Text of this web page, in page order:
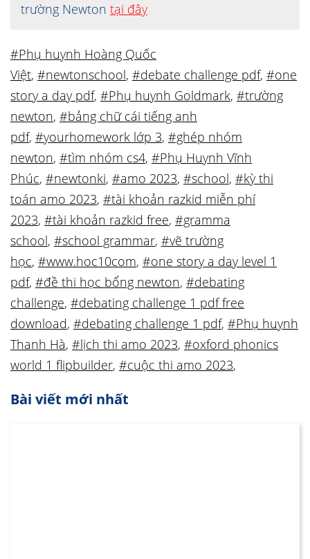
trường Newton tại đây
#Phụ huynh Hoàng Quốc
Việt, #newtonschool, #debate challenge pdf, #one
story a day pdf, #Phụ huynh Goldmark, #trường
newton, #bảng chữ cái tiếng anh
pdf, #yourhomework lớp 3, #ghép nhóm
newton, #tìm nhóm cs4, #Phụ Huynh Vĩnh
Phúc, #newtonki, #amo 2023, #school, #kỳ thi
toán amo 2023, #tài khoản razkid miễn phí
2023, #tài khoản razkid free, #gramma
school, #school grammar, #vẽ trường
học, #www.hoc10com, #one story a day level 1
pdf, #đề thi học bổng newton, #debating
challenge, #debating challenge 1 pdf free
download, #debating challenge 1 pdf, #Phụ huynh
Thanh Hà, #lịch thi amo 2023, #oxford phonics
world 1 flipbuilder, #cuộc thi amo 2023,
Bài viết mới nhất